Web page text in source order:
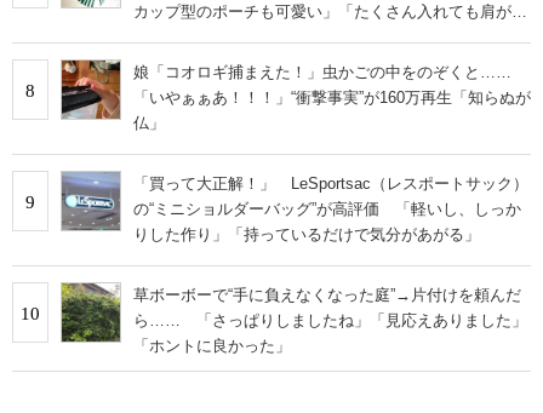
カップ型のポーチも可愛い」「たくさん入れても肩が痛
8
娘「コオロギ捕まえた！」虫かごの中をのぞくと……
「いやぁぁあ！！！」“衝撃事実”が160万再生「知らぬが
仏」
9
「買って大正解！」 LeSportsac（レスポートサック）
の“ミニショルダーバッグ”が高評価 「軽いし、しっか
りした作り」「持っているだけで気分があがる」
10
草ボーボーで“手に負えなくなった庭”→片付けを頼んだ
ら…… 「さっぱりしましたね」「見応えありました」
「ホントに良かった」